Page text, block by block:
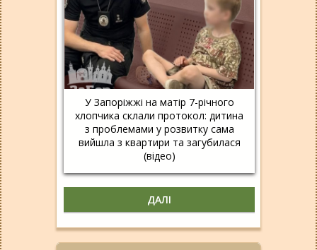
У Запоріжжі на матір 7-річного
хлопчика склали протокол: дитина
з проблемами у розвитку сама
вийшла з квартири та загубилася
(відео)
ДАЛІ